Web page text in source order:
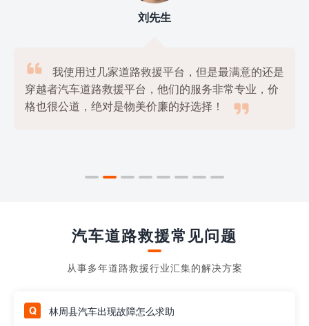
刘先生

我使用过几家道路救援平台，但是最满意的还是
穿越者汽车道路救援平台，他们的服务非常专业，价
格也很公道，绝对是物美价廉的好选择！

汽车道路救援常见问题
从事多年道路救援行业汇集的解决方案
林周县汽车出现故障怎么求助